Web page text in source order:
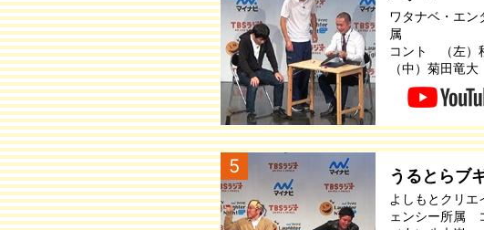
ワタナベ・エン
属
コント （左）
（中）菊田竜
5 うるとらブ
よしもとクリエ
ェンシー所属